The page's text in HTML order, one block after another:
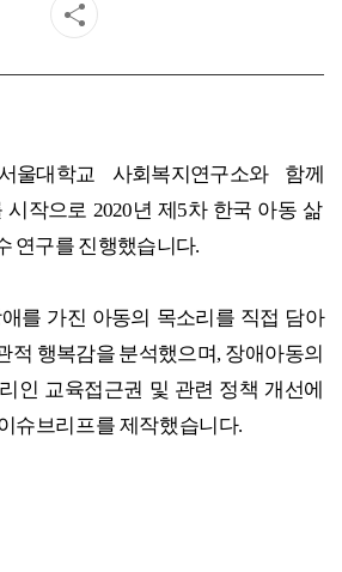
울대학교 사회복지연구소와 함께
시작으로 2020년 제5차 한국 아동 삶
연구를 진행했습니다.
를 가진 아동의 목소리를 직접 담아
적 행복감을 분석했으며, 장애아동의
인 교육접근권 및 관련 정책 개선에
슈브리프를 제작했습니다.